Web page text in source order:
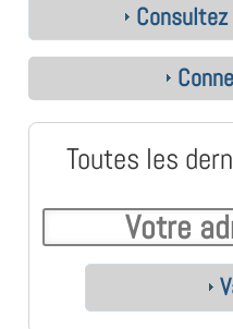
Toutes les